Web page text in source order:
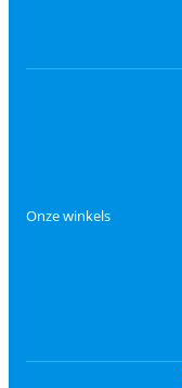
Onze winkels